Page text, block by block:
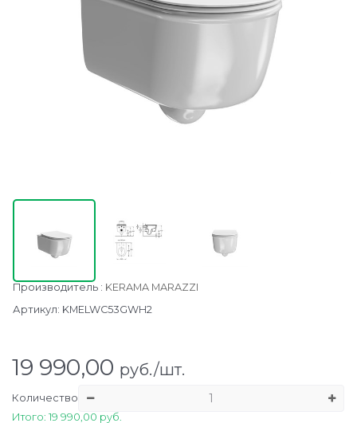
Производитель : KERAMA MARAZZI
Артикул: KMELWC53GWH2
19 990,00 руб./шт.
Количество
Итого: 19 990,00 руб.